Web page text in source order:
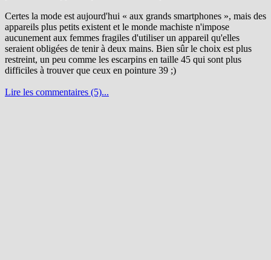
Certes la mode est aujourd'hui « aux grands smartphones », mais des
appareils plus petits existent et le monde machiste n'impose
aucunement aux femmes fragiles d'utiliser un appareil qu'elles
seraient obligées de tenir à deux mains. Bien sûr le choix est plus
restreint, un peu comme les escarpins en taille 45 qui sont plus
difficiles à trouver que ceux en pointure 39 ;)
Lire les commentaires (5)...